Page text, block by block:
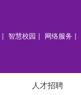
智慧校园 网络服务
人才招聘